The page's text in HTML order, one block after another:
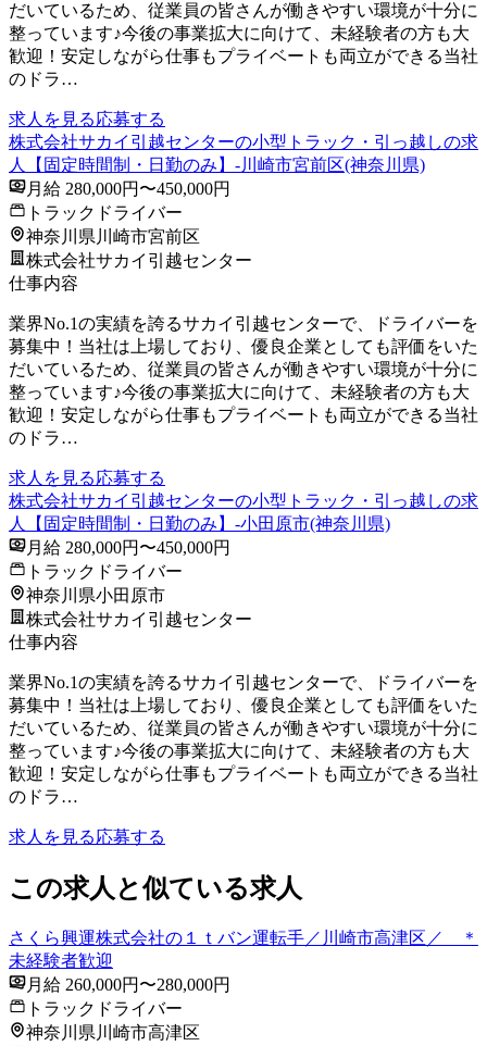
だいているため、従業員の皆さんが働きやすい環境が十分に
整っています♪今後の事業拡大に向けて、未経験者の方も大
歓迎！安定しながら仕事もプライベートも両立ができる当社
のドラ…
求人を見る応募する
株式会社サカイ引越センターの小型トラック・引っ越しの求
人【固定時間制・日勤のみ】-川崎市宮前区(神奈川県)
月給 280,000円〜450,000円
トラックドライバー
神奈川県川崎市宮前区
株式会社サカイ引越センター
仕事内容
業界No.1の実績を誇るサカイ引越センターで、ドライバーを
募集中！当社は上場しており、優良企業としても評価をいた
だいているため、従業員の皆さんが働きやすい環境が十分に
整っています♪今後の事業拡大に向けて、未経験者の方も大
歓迎！安定しながら仕事もプライベートも両立ができる当社
のドラ…
求人を見る応募する
株式会社サカイ引越センターの小型トラック・引っ越しの求
人【固定時間制・日勤のみ】-小田原市(神奈川県)
月給 280,000円〜450,000円
トラックドライバー
神奈川県小田原市
株式会社サカイ引越センター
仕事内容
業界No.1の実績を誇るサカイ引越センターで、ドライバーを
募集中！当社は上場しており、優良企業としても評価をいた
だいているため、従業員の皆さんが働きやすい環境が十分に
整っています♪今後の事業拡大に向けて、未経験者の方も大
歓迎！安定しながら仕事もプライベートも両立ができる当社
のドラ…
求人を見る応募する
この求人と似ている求人
さくら興運株式会社の１ｔバン運転手／川崎市高津区／ ＊
未経験者歓迎
月給 260,000円〜280,000円
トラックドライバー
神奈川県川崎市高津区